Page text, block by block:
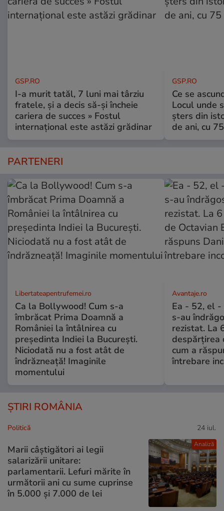
GSP.RO
I-a murit tatăl, 7 luni mai târziu
fratele, și a decis să-și încheie
cariera de succes » Fostul
internațional este astăzi grădinar
GSP.RO
Ce se
Locul unde
șters din
de ani, cu
PARTENERI
Libertateapentrufemei.ro
Ca la Bollywood! Cum s-a
îmbrăcat Prima Doamnă a
României la întâlnirea cu
președinta Indiei la București.
Niciodată nu a fost atât de
îndrăzneață! Imaginile
momentului
Avantaje.ro
Ea - 52, el -
s-au
rezistat. La
despărțirea
cum a
întrebare
ȘTIRI ROMÂNIA
Analiză
Politică 24 iul.
Marii câștigători ai legii
salarizării unitare:
parlamentarii. Lefuri mărite în
următorii ani cu sume cuprinse
în 5.000 și 7.000 de lei